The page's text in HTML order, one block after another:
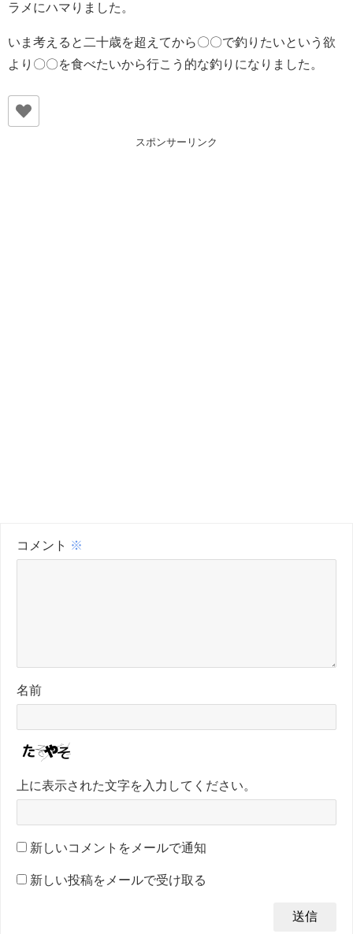
ラメにハマりました。
いま考えると二十歳を超えてから〇〇で釣りたいという欲
より〇〇を食べたいから行こう的な釣りになりました。
スポンサーリンク
コメント ※
名前
上に表示された文字を入力してください。
新しいコメントをメールで通知
新しい投稿をメールで受け取る